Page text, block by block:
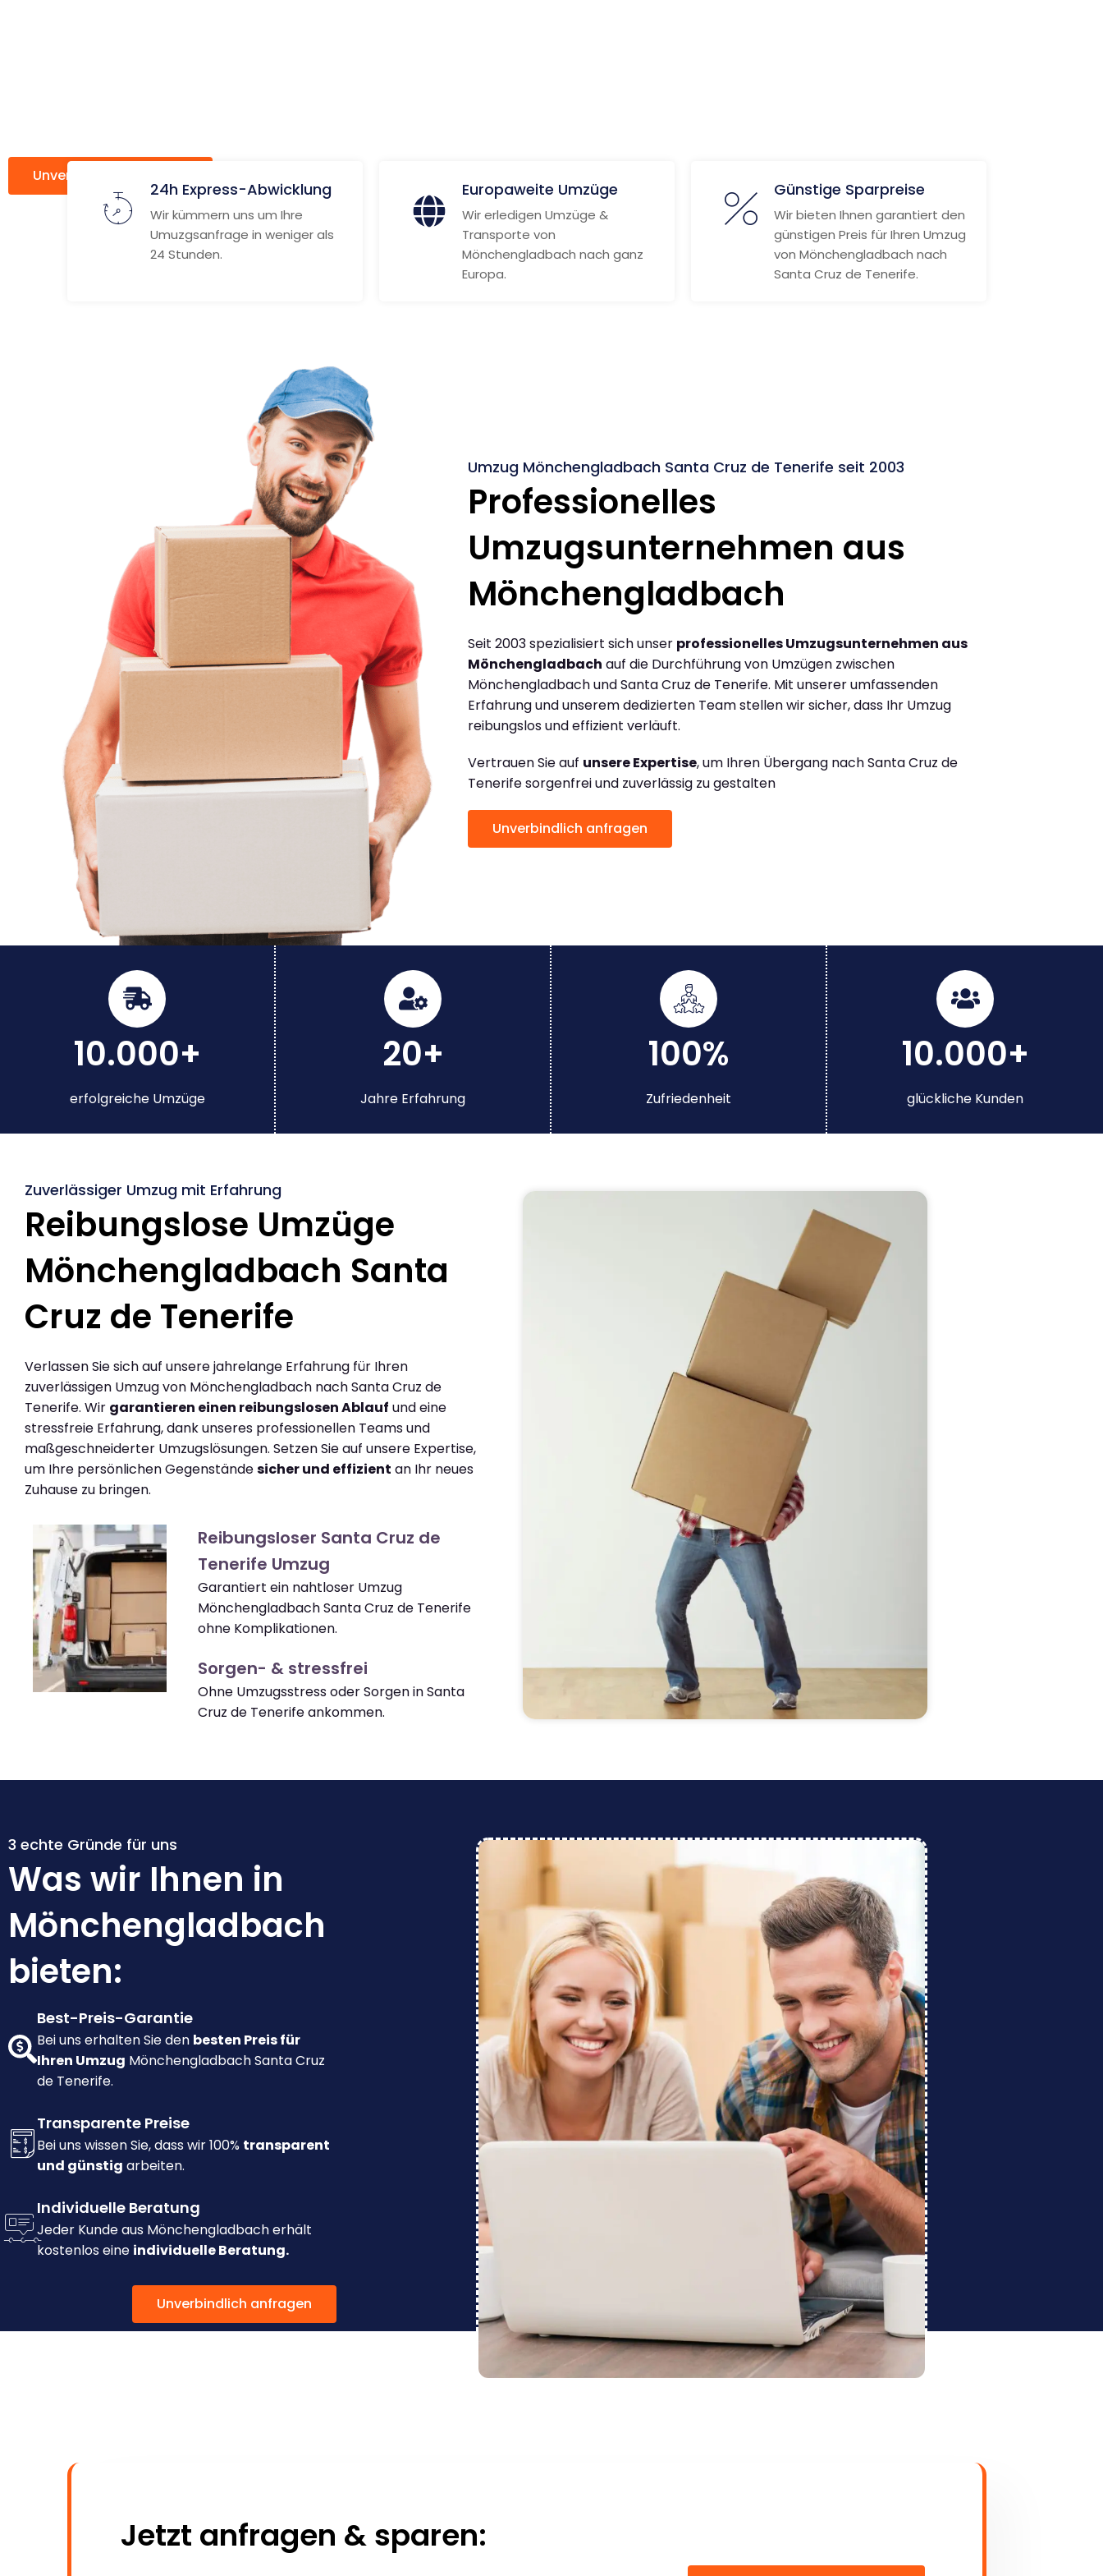
Unverbindlich anfragen
24h Express-Abwicklung
Wir kümmern uns um Ihre
Umuzgsanfrage in weniger als
24 Stunden.
Europaweite Umzüge
Wir erledigen Umzüge &
Transporte von
Mönchengladbach nach ganz
Europa.
Günstige Sparpreise
Wir bieten Ihnen garantiert den
günstigen Preis für Ihren Umzug
von Mönchengladbach nach
Santa Cruz de Tenerife.
Umzug Mönchengladbach Santa Cruz de Tenerife seit 2003
Professionelles
Umzugsunternehmen aus
Mönchengladbach
Seit 2003 spezialisiert sich unser professionelles Umzugsunternehmen aus
Mönchengladbach auf die Durchführung von Umzügen zwischen
Mönchengladbach und Santa Cruz de Tenerife. Mit unserer umfassenden
Erfahrung und unserem dedizierten Team stellen wir sicher, dass Ihr Umzug
reibungslos und effizient verläuft.
Vertrauen Sie auf unsere Expertise, um Ihren Übergang nach Santa Cruz de
Tenerife sorgenfrei und zuverlässig zu gestalten
Unverbindlich anfragen
10.000+
erfolgreiche Umzüge
20+
Jahre Erfahrung
100%
Zufriedenheit
10.000+
glückliche Kunden
Zuverlässiger Umzug mit Erfahrung
Reibungslose Umzüge
Mönchengladbach Santa
Cruz de Tenerife
Verlassen Sie sich auf unsere jahrelange Erfahrung für Ihren
zuverlässigen Umzug von Mönchengladbach nach Santa Cruz de
Tenerife. Wir garantieren einen reibungslosen Ablauf und eine
stressfreie Erfahrung, dank unseres professionellen Teams und
maßgeschneiderter Umzugslösungen. Setzen Sie auf unsere Expertise,
um Ihre persönlichen Gegenständesicher und effizient an Ihr neues
Zuhause zu bringen.
Reibungsloser Santa Cruz de
Tenerife Umzug
Garantiert ein nahtloser Umzug
Mönchengladbach Santa Cruz de Tenerife
ohne Komplikationen.
Sorgen- & stressfrei
Ohne Umzugsstress oder Sorgen in Santa
Cruz de Tenerife ankommen.
3 echte Gründe für uns
Was wir Ihnen in
Mönchengladbach
bieten:
Best-Preis-Garantie
Bei uns erhalten Sie den besten Preis für
Ihren Umzug Mönchengladbach Santa Cruz
de Tenerife.
Transparente Preise
Bei uns wissen Sie, dass wir 100% transparent
und günstig arbeiten.
Individuelle Beratung
Jeder Kunde aus Mönchengladbach erhält
kostenlos eine individuelle Beratung.
Unverbindlich anfragen
Jetzt anfragen & sparen: